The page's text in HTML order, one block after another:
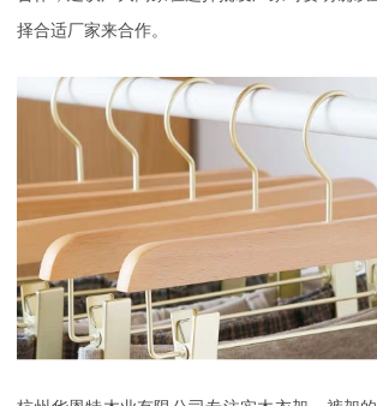
择合适厂家来合作。